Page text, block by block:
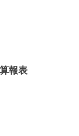
報表